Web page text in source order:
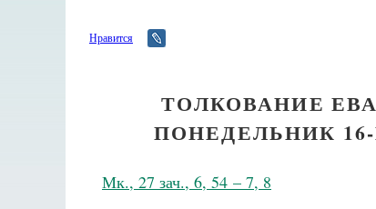
Нравится
ТОЛКОВАНИЕ
ПОНЕДЕЛЬНИК
Мк., 27 зач., 6, 54 – 7, 8